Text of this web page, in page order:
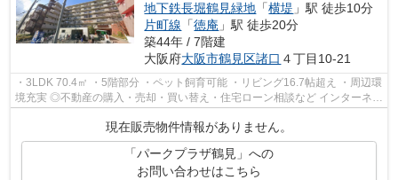
地下鉄長堀鶴見緑地 「横堤 」駅 徒歩10分
片町線 「徳庵 」駅 徒歩20分
築44年 / 7階建
大阪府大阪市鶴見区諸口 ４丁目10-21
・3LDK 70.4㎡ ・5階部分 ・ペット飼育可能 ・リビング16.7帖超え ・周辺環
境充実 ◎不動産の購入・売却・買い替え・住宅ローン相談など インターネッ
現在販売物件情報がありません。
「パークプラザ鶴見」への
お問い合わせはこちら